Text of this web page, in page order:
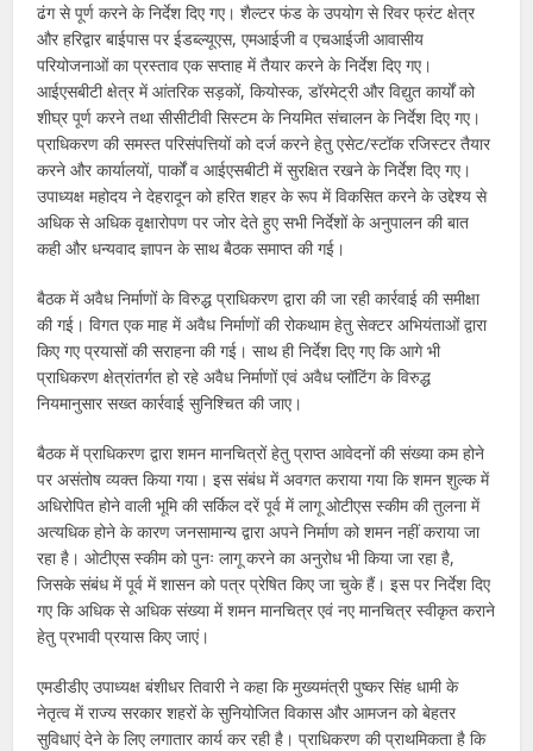
ढंग से पूर्ण करने के निर्देश दिए गए। शैल्टर फंड के उपयोग से रिवर फ्रंट क्षेत्र
और हरिद्वार बाईपास पर ईडब्ल्यूएस, एमआईजी व एचआईजी आवासीय
परियोजनाओं का प्रस्ताव एक सप्ताह में तैयार करने के निर्देश दिए गए।
आईएसबीटी क्षेत्र में आंतरिक सड़कों, कियोस्क, डॉरमेट्री और विद्युत कार्यों को
शीघ्र पूर्ण करने तथा सीसीटीवी सिस्टम के नियमित संचालन के निर्देश दिए गए।
प्राधिकरण की समस्त परिसंपत्तियों को दर्ज करने हेतु एसेट/स्टॉक रजिस्टर तैयार
करने और कार्यालयों, पार्कों व आईएसबीटी में सुरक्षित रखने के निर्देश दिए गए।
उपाध्यक्ष महोदय ने देहरादून को हरित शहर के रूप में विकसित करने के उद्देश्य से
अधिक से अधिक वृक्षारोपण पर जोर देते हुए सभी निर्देशों के अनुपालन की बात
कही और धन्यवाद ज्ञापन के साथ बैठक समाप्त की गई।
बैठक में अवैध निर्माणों के विरुद्ध प्राधिकरण द्वारा की जा रही कार्रवाई की समीक्षा
की गई। विगत एक माह में अवैध निर्माणों की रोकथाम हेतु सेक्टर अभियंताओं द्वारा
किए गए प्रयासों की सराहना की गई। साथ ही निर्देश दिए गए कि आगे भी
प्राधिकरण क्षेत्रांतर्गत हो रहे अवैध निर्माणों एवं अवैध प्लॉटिंग के विरुद्ध
नियमानुसार सख्त कार्रवाई सुनिश्चित की जाए।
बैठक में प्राधिकरण द्वारा शमन मानचित्रों हेतु प्राप्त आवेदनों की संख्या कम होने
पर असंतोष व्यक्त किया गया। इस संबंध में अवगत कराया गया कि शमन शुल्क में
अधिरोपित होने वाली भूमि की सर्किल दरें पूर्व में लागू ओटीएस स्कीम की तुलना में
अत्यधिक होने के कारण जनसामान्य द्वारा अपने निर्माण को शमन नहीं कराया जा
रहा है। ओटीएस स्कीम को पुनः लागू करने का अनुरोध भी किया जा रहा है,
जिसके संबंध में पूर्व में शासन को पत्र प्रेषित किए जा चुके हैं। इस पर निर्देश दिए
गए कि अधिक से अधिक संख्या में शमन मानचित्र एवं नए मानचित्र स्वीकृत कराने
हेतु प्रभावी प्रयास किए जाएं।
एमडीडीए उपाध्यक्ष बंशीधर तिवारी ने कहा कि मुख्यमंत्री पुष्कर सिंह धामी के
नेतृत्व में राज्य सरकार शहरों के सुनियोजित विकास और आमजन को बेहतर
सुविधाएं देने के लिए लगातार कार्य कर रही है। प्राधिकरण की प्राथमिकता है कि